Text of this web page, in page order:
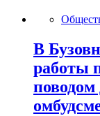
В
работы